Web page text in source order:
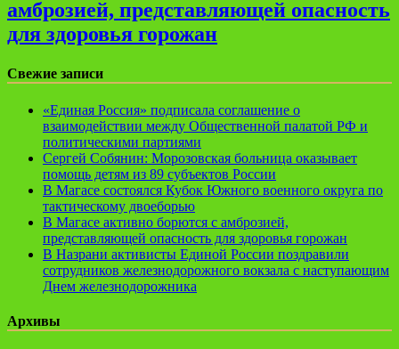
амброзией, представляющей опасность
для здоровья горожан
Свежие записи
«Единая Россия» подписала соглашение о
взаимодействии между Общественной палатой РФ и
политическими партиями
Сергей Собянин: Морозовская больница оказывает
помощь детям из 89 субъектов России
В Магасе состоялся Кубок Южного военного округа по
тактическому двоеборью
В Магасе активно борются с амброзией,
представляющей опасность для здоровья горожан
В Назрани активисты Единой России поздравили
сотрудников железнодорожного вокзала с наступающим
Днем железнодорожника
Архивы